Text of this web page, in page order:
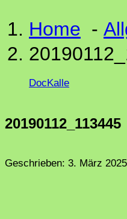
Home -
DocKalle
20190112_113445
Geschrieben: 3. März 2025